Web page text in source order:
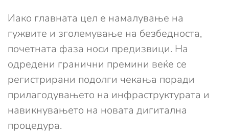
Иако главната цел е намалување на
гужвите и зголемување на безбедноста,
почетната фаза носи предизвици. На
одредени гранични премини веќе се
регистрирани подолги чекања поради
прилагодувањето на инфраструктурата и
навикнувањето на новата дигитална
процедура.